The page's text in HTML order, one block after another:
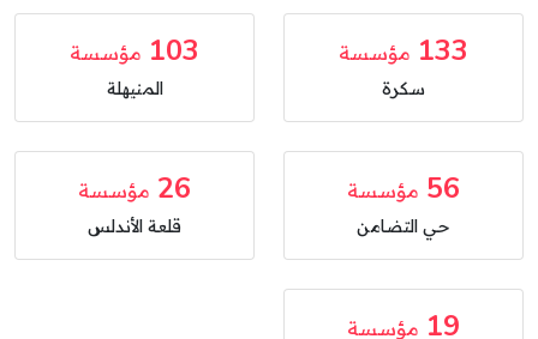
133 مؤسسة
سكرة
103 مؤسسة
المنيهلة
56 مؤسسة
حي التضامن
26 مؤسسة
قلعة الأندلس
19 مؤسسة